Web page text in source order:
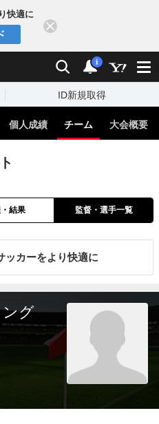
快適に
検索 通知
i
ID新規取得
個人成績 チーム 大会概要
・結果 監督・選手一覧
ッカーをより快適に
グ